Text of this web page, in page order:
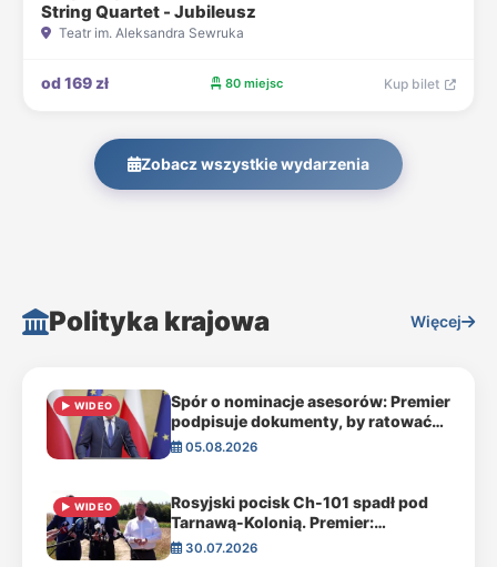
String Quartet - Jubileusz
Teatr im. Aleksandra Sewruka
od 169 zł 80 miejsc Kup bilet
Zobacz wszystkie wydarzenia
Polityka krajowa Więcej
▶ WIDEO
Spór o nominacje asesorów: Premier
podpisuje dokumenty, by ratować
sądy przed paraliżem
05.08.2026
▶ WIDEO
Rosyjski pocisk Ch-101 spadł pod
Tarnawą-Kolonią. Premier:
„Mieliśmy szczęście, że nie było
30.07.2026